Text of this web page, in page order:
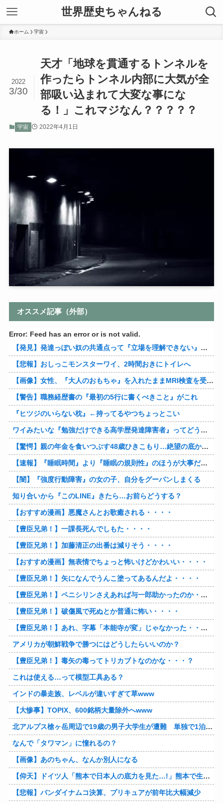
世界歴史ちゃんねる
ホーム 宇宙
天才「地球を貫通するトンネルを
作ったらトンネル内部に大気が全
部吸い込まれて大変な事にな
る！」これマジなん？？？？？
2022
3/30
宇宙 2022年4月1日
オススメ記事（外部）
Error: Feed has an error or is not valid.
【発見】発達っぽい奴の共通点って『立場を理解できない』だよな
【悲報】おしっこモンスターワイ、2時間おきにトイレへ
【画像】女性、『大人のおもちゃ』を入れたままMRI検査を受けた結果 →
【警告】職務経歴書の『最初の5行に書くべきこと』がこれ
『ヒツジのいらない枕』←持ってるやつちょっとこい
ワイみたいな『勉強だけできる高学歴発達障害者』ってどう生きたらいいんや？
【驚愕】親の年金を食いつぶす48歳ひきこもり…絶望の底から家族を救ったのは『障害基礎年金』だった
【速報】『睡眠時間』より『睡眠の規則性』のほうが大事だと判明
【闇】『強度行動障害』の女の子、自分をグーパンしまくる
知り合いから『このLINE』きたら…お前らどうする？
【おすすめ漫画】悪魔さんとお歌癒される・・・・
【豊臣兄弟！】一課長死んでしもた・・・・
【豊臣兄弟！】加藤清正の出番は減りそう・・・・
【おすすめ漫画】無表情でちょっと怖いけどかわいい・・・・
【豊臣兄弟！】矢になんでうんこ塗ってあるんだよ・・・・
【豊臣兄弟！】ペニシリンさえあれば与一郎助かったのか・・・？
【豊臣兄弟！】破傷風で死ぬとか普通に怖い・・・・
【豊臣兄弟！】あれ、字幕「本能寺が変」じゃなかった・・・？
アメリカが朝鮮戦争で勝つにはどうしたらいいのか？
【豊臣兄弟！】毒矢の毒ってトリカブトなのかな・・・？
これは使える…って模型工具ある？
インドの暴走族、レベルが違いすぎて草www
【大惨事】TOPIX、600銘柄大量除外へwww
北アルプス槍ヶ岳周辺で19歳の男子大学生が遭難 単独で1泊2日の予定で入山も連絡取れず 警察が9日以降捜索予定
なんで「タワマン」に憧れるの？
【画像】あのちゃん、なんか別人になる
【仰天】ドイツ人「熊本で日本人の底力を見た…!」熊本で生まれて初めて震度7の大地震を経験したドイツ人。直後、日本人たちの行動に衝撃を受けてしまう…
【悲報】バンダイナムコ決算、プリキュアが前年比大幅減少